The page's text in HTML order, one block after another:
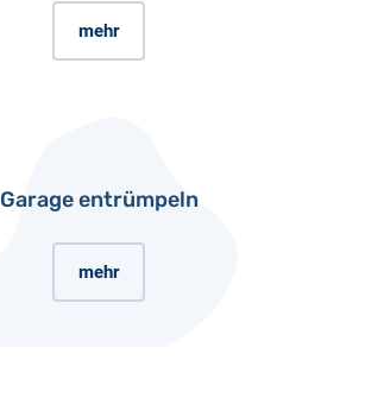
mehr
Garage entrümpeln
mehr